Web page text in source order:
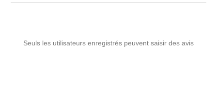
Seuls les utilisateurs enregistrés peuvent saisir des avis